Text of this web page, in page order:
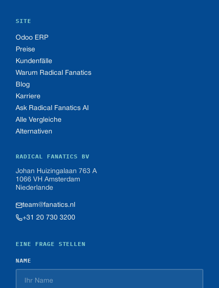
SITE
Odoo ERP
Preise
Kundenfälle
Warum Radical Fanatics
Blog
Karriere
Ask Radical Fanatics AI
Alle Vergleiche
Alternativen
RADICAL FANATICS BV
Johan Huizingalaan 763 A
1066 VH Amsterdam
Niederlande
team@fanatics.nl
+31 20 730 3200
EINE FRAGE STELLEN
NAME